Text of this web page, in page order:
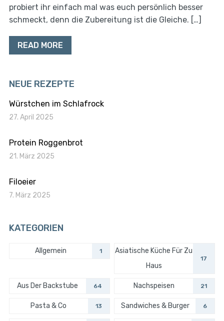
probiert ihr einfach mal was euch persönlich besser
schmeckt, denn die Zubereitung ist die Gleiche. […]
READ MORE
NEUE REZEPTE
Würstchen im Schlafrock
27. April 2025
Protein Roggenbrot
21. März 2025
Filoeier
7. März 2025
KATEGORIEN
Allgemein 1
Asiatische Küche Für Zu
Haus
17
Aus Der Backstube 64 Nachspeisen 21
Pasta & Co 13 Sandwiches & Burger 6